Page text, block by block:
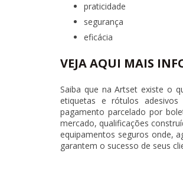
praticidade
segurança
eficácia
VEJA AQUI MAIS
Saiba que na Artset existe o
etiquetas e rótulos adesivos
pagamento parcelado por
mercado, qualificações
equipamentos seguros onde,
garantem o sucesso de seus